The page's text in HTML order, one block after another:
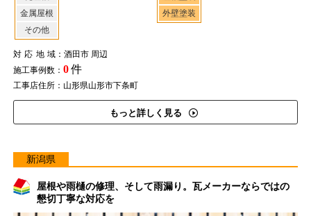
金属屋根
その他
外壁塗装
対応地域：酒田市 周辺
施工事例数： 0件
工事店住所：山形県山形市下条町
もっと詳しく見る
新潟県
屋根や雨樋の修理、そして雨漏り。瓦メーカーならではの
懇切丁寧な対応を